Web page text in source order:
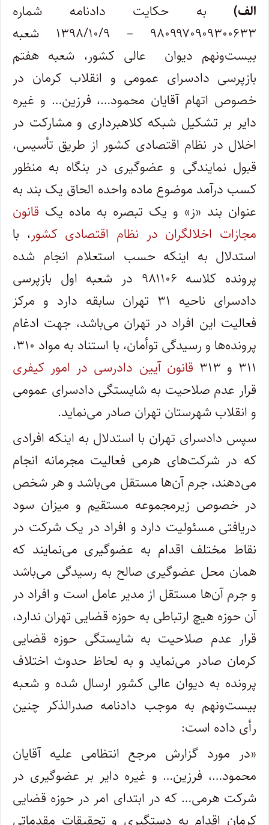
الف) به حکایت دادنامه شماره
۹۸۰۹۹۷۰۹۰۹۳۰۰۶۳۳ – ۱۳۹۸/۱۰/۹ شعبه
بیست‌ونهم دیوان عالی کشور، شعبه هفتم
بازپرسی دادسرای عمومی و انقلاب کرمان در
خصوص اتهام آقایان محمود…، فرزین… و غیره
دایر بر تشکیل شبکه کلاهبرداری و مشارکت در
اخلال در نظام اقتصادی کشور از طریق تأسیس،
قبول نمایندگی و عضوگیری در بنگاه به منظور
کسب درآمد موضوع ماده واحده الحاق یک بند به
عنوان بند «ز» و یک تبصره به ماده یک قانون
مجازات اخلالگران در نظام اقتصادی کشور، با
استدلال به اینکه حسب استعلام انجام شده
پرونده کلاسه ۹۸۱۱۰۶ در شعبه اول بازپرسی
دادسرای ناحیه ۳۱ تهران سابقه دارد و مرکز
فعالیت این افراد در تهران می‌باشد، جهت ادغام
پرونده‌ها و رسیدگی توأمان، با استناد به مواد ۳۱۰،
۳۱۱ و ۳۱۳
قانون آیین دادرسی در امور کیفری
قرار عدم صلاحیت به شایستگی دادسرای عمومی
و انقلاب شهرستان تهران صادر می‌نماید.
سپس دادسرای تهران با استدلال به اینکه افرادی
که در شرکت‌های هرمی فعالیت مجرمانه انجام
می‌دهند، جرم آن‌ها مستقل می‌باشد و هر شخص
در خصوص زیرمجموعه مستقیم و میزان سود
دریافتی مسئولیت دارد و افراد در یک شرکت در
نقاط مختلف اقدام به عضوگیری می‌نمایند که
همان محل عضوگیری صالح به رسیدگی می‌باشد
و جرم آن‌ها مستقل از مدیر عامل است و افراد در
آن حوزه هیچ ارتباطی به حوزه قضایی تهران ندارد،
قرار عدم صلاحیت به شایستگی حوزه قضایی
کرمان صادر می‌نماید و به لحاظ حدوث اختلاف
پرونده به دیوان عالی کشور ارسال شده و شعبه
بیست‌ونهم به موجب دادنامه صدرالذکر چنین
رأی داده است:
«در مورد گزارش مرجع انتظامی علیه آقایان
محمود…، فرزین… و غیره دایر بر عضوگیری در
شرکت هرمی… که در ابتدای امر در حوزه قضایی
کرمان اقدام به دستگیری و تحقیقات مقدماتی